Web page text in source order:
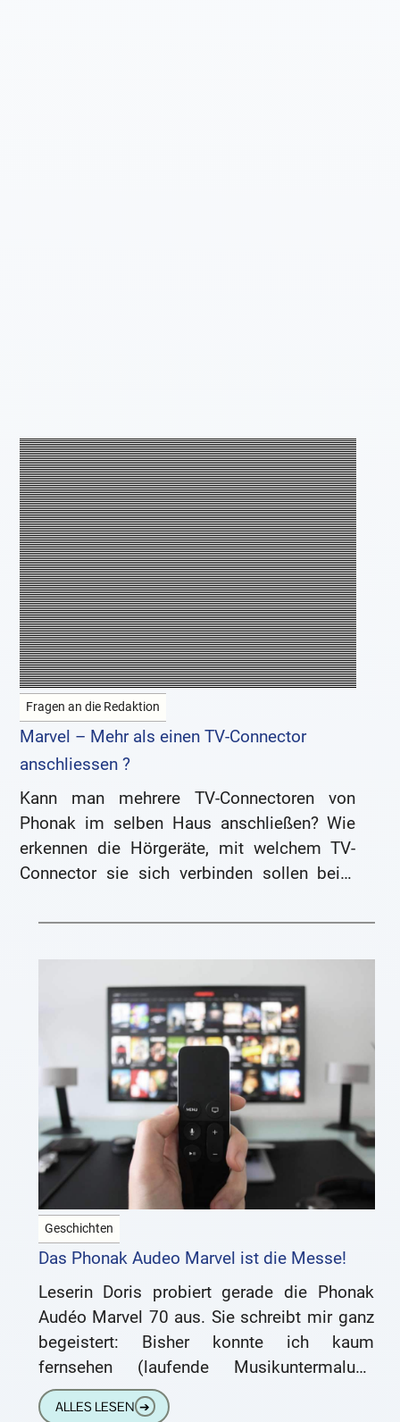
Fragen an die Redaktion
Marvel – Mehr als einen TV-Connector
anschliessen ?
Kann man mehrere TV-Connectoren von
Phonak im selben Haus anschließen? Wie
erkennen die Hörgeräte, mit welchem TV-
Connector sie sich verbinden sollen beim
Hörexperte Peter Wilhelm
Geschichten
Das Phonak Audeo Marvel ist die Messe!
Leserin Doris probiert gerade die Phonak
Audéo Marvel 70 aus. Sie schreibt mir ganz
begeistert: Bisher konnte ich kaum
fernsehen (laufende Musikuntermalung
übertönte jedes Wort). Buchlesungen und
Vernissagen waren auch
ALLES LESEN ➔